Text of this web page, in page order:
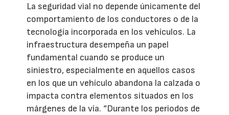
La seguridad vial no depende únicamente del
comportamiento de los conductores o de la
tecnología incorporada en los vehículos. La
infraestructura desempeña un papel
fundamental cuando se produce un
siniestro, especialmente en aquellos casos
en los que un vehículo abandona la calzada o
impacta contra elementos situados en los
márgenes de la vía. “Durante los periodos de